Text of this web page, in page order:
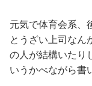
元気で体育会系、
とうざい上司なん
の人が結構いたり
いうかべながら書